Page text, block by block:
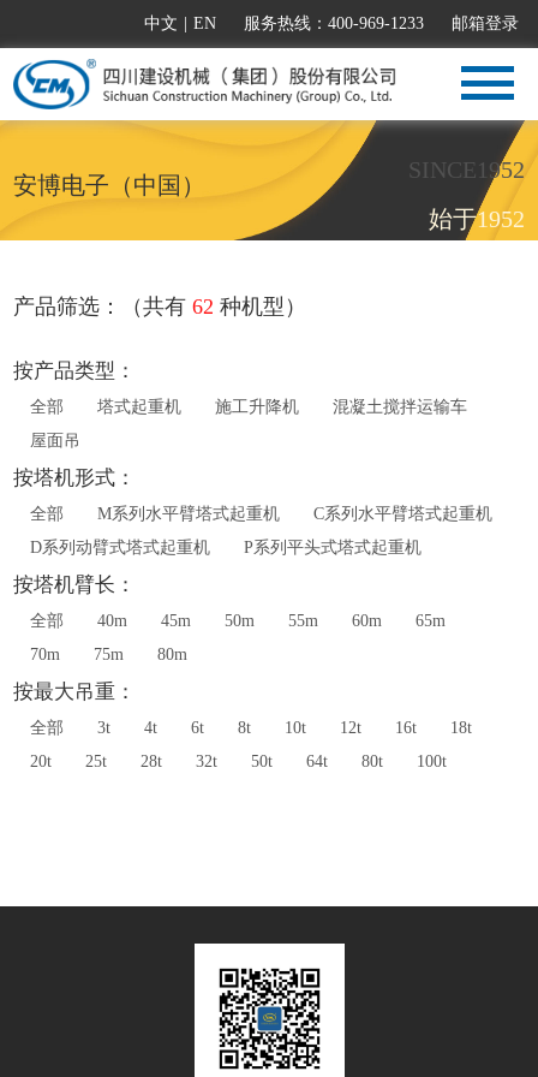
中文 EN 服务热线：400-969-1233 邮箱登录
安博电子（中国）
SINCE1952
始于1952
产品筛选：（共有62 种机型）
按产品类型：
全部 塔式起重机 施工升降机
混凝土搅拌运输车
屋面吊
按塔机形式：
全部 M系列水平臂塔式起重机
C系列水平臂塔式起重机
D系列动臂式塔式起重机
P系列平头式塔式起重机
按塔机臂长：
全部 40m 45m 50m 55m 60m
65m
70m
75m 80m
按最大吊重：
全部 3t 4t 6t 8t 10t 12t 16t
18t
20t
25t 28t 32t 50t 64t 80t 100t